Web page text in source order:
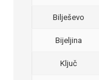
Bilješevo
Bijeljina
Ključ